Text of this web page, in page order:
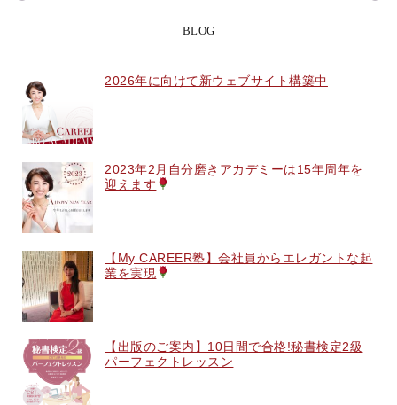
BLOG
2026年に向けて新ウェブサイト構築中
2023年2月自分磨きアカデミーは15年周年を
迎えます
【My CAREER塾】会社員からエレガントな起
業を実現
【出版のご案内】10日間で合格!秘書検定2級
パーフェクトレッスン